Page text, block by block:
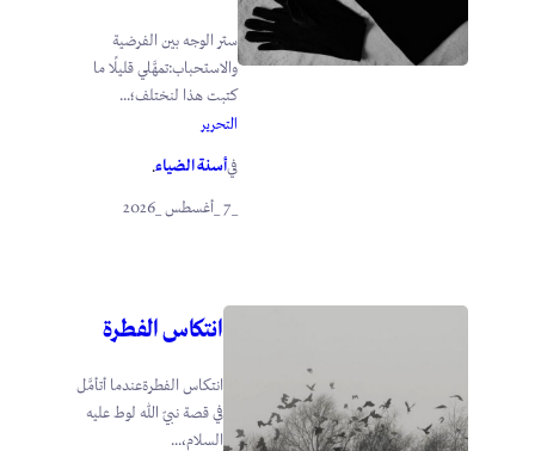
ستر الوجه بين الفرضية
والاستحباب:تمهَّلي قليلًا ما
كتبت هذا لنختلف؛...
التحرير
فيأسنة الضياء.
انتكاس الفطرة
انتكاس الفطرةعندما أتأمَّل
في قصة نبيّ الله لوط عليه
السلام،...